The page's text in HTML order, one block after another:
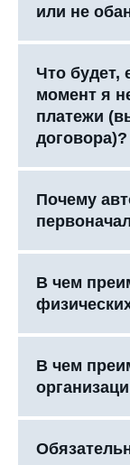
или не
Что будет,
момент я
платежи
договора)?
Почему
В чем
В чем